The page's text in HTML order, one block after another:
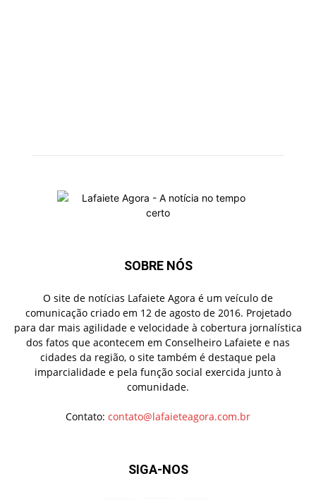
SOBRE NÓS
O site de notícias Lafaiete Agora é um veículo de
comunicação criado em 12 de agosto de 2016. Projetado
para dar mais agilidade e velocidade à cobertura jornalística
dos fatos que acontecem em Conselheiro Lafaiete e nas
cidades da região, o site também é destaque pela
imparcialidade e pela função social exercida junto à
comunidade.
Contato: contato@lafaieteagora.com.br
SIGA-NOS